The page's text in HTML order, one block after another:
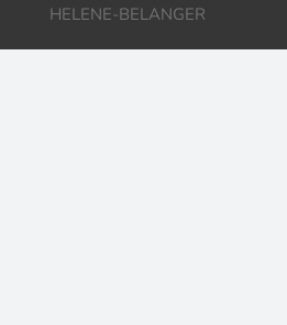
HELENE-BELANGER